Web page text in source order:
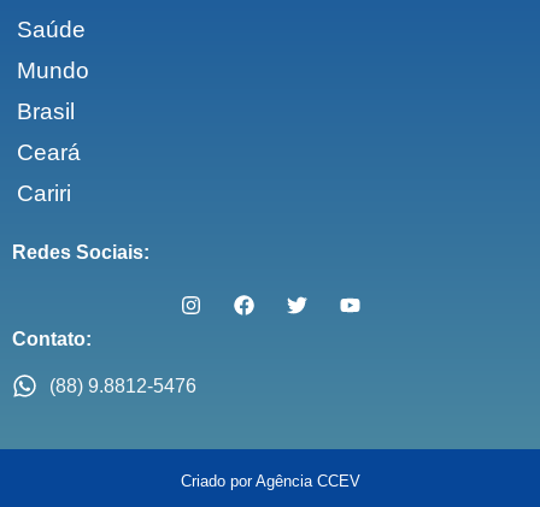
Saúde
Mundo
Brasil
Ceará
Cariri
Redes Sociais:
Contato:
(88) 9.8812-5476
Criado por Agência CCEV